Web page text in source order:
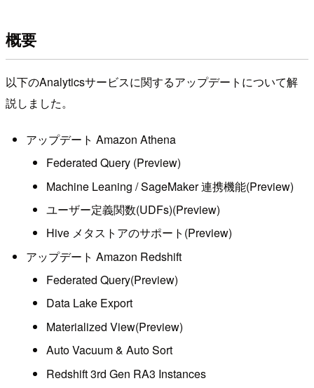
概要
以下のAnalyticsサービスに関するアップデートについて解
説しました。
アップデート Amazon Athena
Federated Query (Preview)
Machine Leaning / SageMaker 連携機能(Preview)
ユーザー定義関数(UDFs)(Preview)
Hive メタストアのサポート(Preview)
アップデート Amazon Redshift
Federated Query(Preview)
Data Lake Export
Materialized View(Preview)
Auto Vacuum & Auto Sort
Redshift 3rd Gen RA3 Instances